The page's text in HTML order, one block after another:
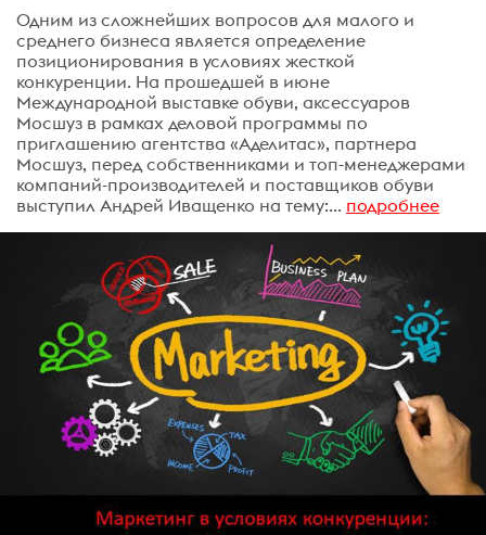
Одним из сложнейших вопросов для малого и
среднего бизнеса является определение
позиционирования в условиях жесткой
конкуренции. На прошедшей в июне
Международной выставке обуви, аксессуаров
Мосшуз в рамках деловой программы по
приглашению агентства «Аделитас», партнера
Мосшуз, перед собственниками и топ-менеджерами
компаний-производителей и поставщиков обуви
выступил Андрей Иващенко на тему:... подробнее